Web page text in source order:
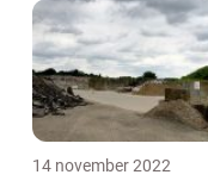
14 november 2022